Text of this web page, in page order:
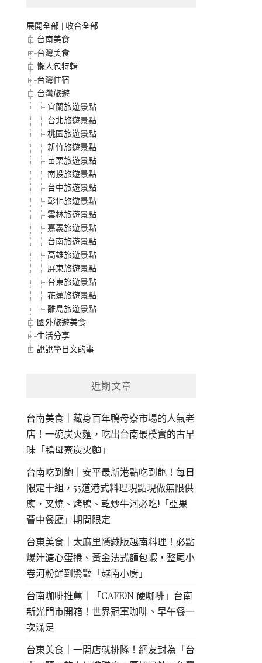
展開全部
收合全部
台南美食
台灣美食
懶人包特輯
台灣住宿
台灣旅遊
宜蘭旅遊景點
台北旅遊景點
桃園旅遊景點
新竹旅遊景點
苗栗旅遊景點
南投旅遊景點
台中旅遊景點
彰化旅遊景點
雲林旅遊景點
嘉義旅遊景點
台南旅遊景點
高雄旅遊景點
屏東旅遊景點
台東旅遊景點
花蓮旅遊景點
離島旅遊景點
國外旅遊美食
生活分享
說說學日文的事
近期文章
台南美食｜藏身百年鴨母寮市場的人氣老
店！一碗炭火麵，吃出台南最樸實的古早
味「鴨母寮炭火麵」
台南吃到飽｜安平最新港點吃到飽！每日
限定十組，55道港式料理現點現做無限供
應，叉燒、烤鴨、乾炒牛河必吃!「亞果
薈中餐廳」期間限定
台東美食｜太麻里隱藏版越南料理！必點
爆汁溏心蛋捲、黃金法式麵包蝦，整尾小
卷河粉鮮到驚豔「越南小廚」
台南咖啡推薦｜「CAFE!N 硬咖啡」台南
新光門市開箱！世界冠軍咖啡、早午餐一
次滿足
台東美食｜一開店就排隊！網友封為「台